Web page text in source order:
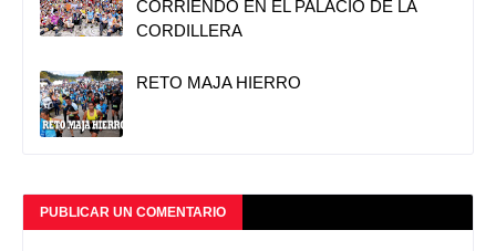
CORRIENDO EN EL PALACIO DE LA
CORDILLERA
RETO MAJA HIERRO
PUBLICAR UN COMENTARIO